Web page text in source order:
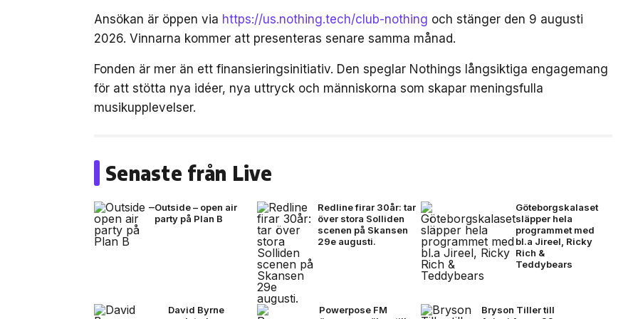
Ansökan är öppen via https://us.nothing.tech/club-nothing och stänger den 9 augusti
2026. Vinnarna kommer att presenteras senare samma månad.
Fonden är mer än ett finansieringsinitiativ. Den speglar Nothings långsiktiga engagemang
för att stötta nya idéer, nya uttryck och människorna som skapar meningsfulla
musikupplevelser.
Senaste från Live
Outside – open air
party på Plan B
Redline firar 30år: tar
över stora Solliden
scenen på Skansen
29e augusti.
Göteborgskalaset
släpper hela
programmet med
bl.a Jireel, Ricky
Rich &
Teddybears
David Byrne
Powerpose FM
Bryson Tiller till